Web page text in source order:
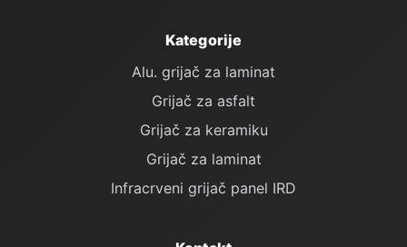
Kategorije
Alu. grijač za laminat
Grijač za asfalt
Grijač za keramiku
Grijač za laminat
Infracrveni grijač panel IRD